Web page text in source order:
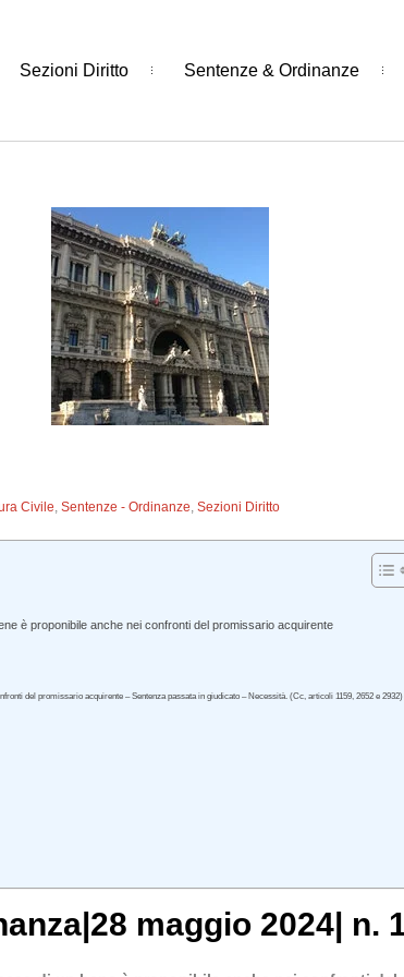
Sezioni Diritto Sentenze & Ordinanze
Civile,Sentenze - Ordinanze,Sezioni Diritto
è proponibile anche nei confronti del promissario acquirente
del promissario acquirente – Sentenza passata in giudicato – Necessità. (Cc, articoli 1159, 2652 e 2932)
maggio 2024| n.